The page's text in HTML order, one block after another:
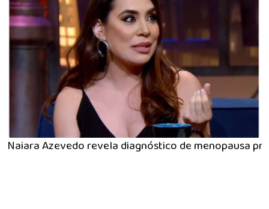
Naiara Azevedo revela diagnóstico de menopausa